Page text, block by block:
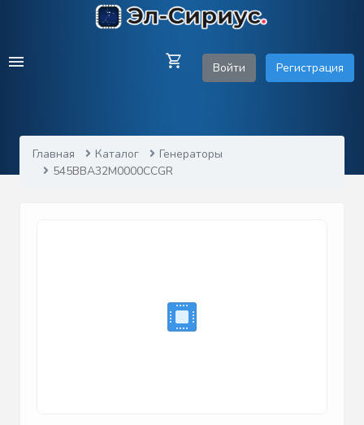
Войти Регистрация
Главная Каталог
Генераторы
545BBA32M0000CCGR